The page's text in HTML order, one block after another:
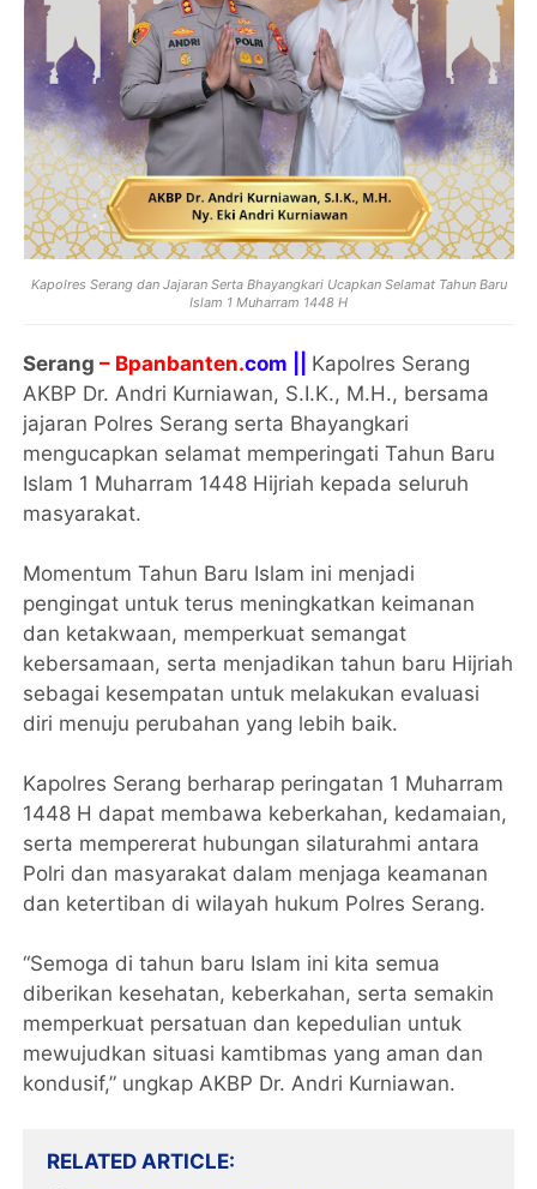
Kapolres Serang dan Jajaran Serta Bhayangkari Ucapkan Selamat Tahun Baru
Islam 1 Muharram 1448 H
Serang– Bpanbanten.com || Kapolres Serang
AKBP Dr. Andri Kurniawan, S.I.K., M.H., bersama
jajaran Polres Serang serta Bhayangkari
mengucapkan selamat memperingati Tahun Baru
Islam 1 Muharram 1448 Hijriah kepada seluruh
masyarakat.
Momentum Tahun Baru Islam ini menjadi
pengingat untuk terus meningkatkan keimanan
dan ketakwaan, memperkuat semangat
kebersamaan, serta menjadikan tahun baru Hijriah
sebagai kesempatan untuk melakukan evaluasi
diri menuju perubahan yang lebih baik.
Kapolres Serang berharap peringatan 1 Muharram
1448 H dapat membawa keberkahan, kedamaian,
serta mempererat hubungan silaturahmi antara
Polri dan masyarakat dalam menjaga keamanan
dan ketertiban di wilayah hukum Polres Serang.
“Semoga di tahun baru Islam ini kita semua
diberikan kesehatan, keberkahan, serta semakin
memperkuat persatuan dan kepedulian untuk
mewujudkan situasi kamtibmas yang aman dan
kondusif,” ungkap AKBP Dr. Andri Kurniawan.
RELATED ARTICLE